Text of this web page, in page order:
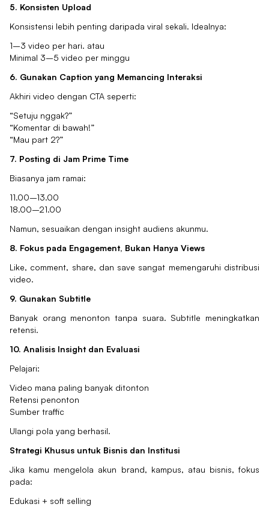
5. Konsisten Upload
Konsistensi lebih penting daripada viral sekali. Idealnya:
1–3 video per hari. atau
Minimal 3–5 video per minggu
6. Gunakan Caption yang Memancing Interaksi
Akhiri video dengan CTA seperti:
“Setuju nggak?”
“Komentar di bawah!”
“Mau part 2?”
7. Posting di Jam Prime Time
Biasanya jam ramai:
11.00–13.00
18.00–21.00
Namun, sesuaikan dengan insight audiens akunmu.
8. Fokus pada Engagement, Bukan Hanya Views
Like, comment, share, dan save sangat memengaruhi distribusi
video.
9. Gunakan Subtitle
Banyak orang menonton tanpa suara. Subtitle meningkatkan
retensi.
10. Analisis Insight dan Evaluasi
Pelajari:
Video mana paling banyak ditonton
Retensi penonton
Sumber traffic
Ulangi pola yang berhasil.
Strategi Khusus untuk Bisnis dan Institusi
Jika kamu mengelola akun brand, kampus, atau bisnis, fokus
pada:
Edukasi + soft selling